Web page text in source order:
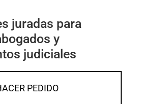
juradas para
y
judiciales
PEDIDO